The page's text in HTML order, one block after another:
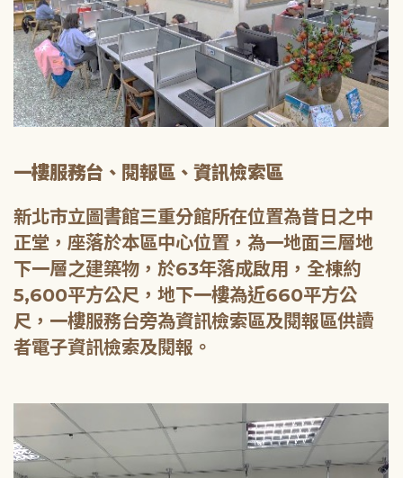
一樓服務台、閱報區、資訊檢索區
新北市立圖書館三重分館所在位置為昔日之中
正堂，座落於本區中心位置，為一地面三層地
下一層之建築物，於63年落成啟用，全棟約
5,600平方公尺，地下一樓為近660平方公
尺，一樓服務台旁為資訊檢索區及閱報區供讀
者電子資訊檢索及閱報。